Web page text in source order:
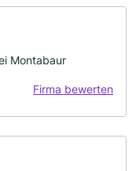
Montabaur
Firma bewerten